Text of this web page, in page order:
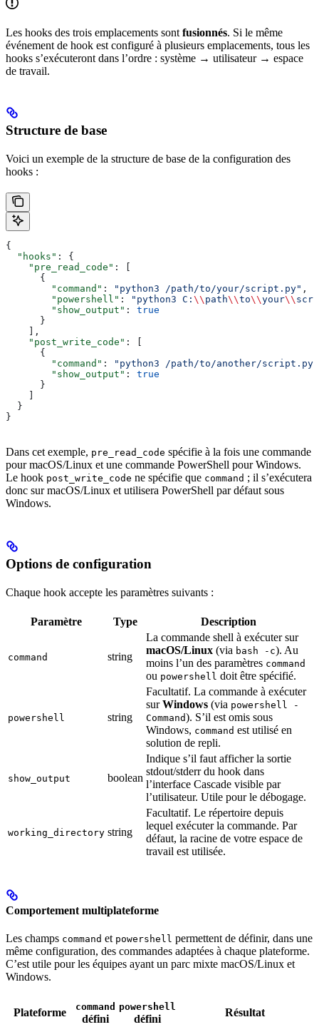
Les hooks des trois emplacements sont fusionnés. Si le même
événement de hook est configuré à plusieurs emplacements, tous les
hooks s’exécuteront dans l’ordre : système → utilisateur → espace
de travail.
Structure de base
Voici un exemple de la structure de base de la configuration des
hooks :
{
  "hooks"
: {
    "pre_read_code"
: [
      {
        "command"
: "python3 /path/to/your/script.py" ,
        "powershell"
: "python3 C: \\ path\\to\\your\\
        "show_output"
: true
      }
    ],
    "post_write_code"
: [
      {
        "command"
:
"python3 /path/to/another/script.py"
        "show_output"
: true
      }
  }
}
Dans cet exemple, pre_read_code spécifie à la fois une commande
pour macOS/Linux et une commande PowerShell pour Windows.
Le hook post_write_code ne spécifie que command ; il s’exécutera
donc sur macOS/Linux et utilisera PowerShell par défaut sous
Windows.
Options de configuration
Chaque hook accepte les paramètres suivants :
Paramètre Type Description
command string
La commande shell à exécuter sur
macOS/Linux (via bash -c). Au
moins l’un des paramètres command
ou powershell doit être spécifié.
powershell string
Facultatif. La commande à exécuter
surWindows (via powershell -
Command). S’il est omis sous
Windows, command est utilisé en
solution de repli.
show_output boolean
Indique s’il faut afficher la sortie
stdout/stderr du hook dans
l’interface Cascade visible par
l’utilisateur. Utile pour le débogage.
working_directory string
Facultatif. Le répertoire depuis
lequel exécuter la commande. Par
défaut, la racine de votre espace de
travail est utilisée.
Comportement multiplateforme
Les champs command et powershell permettent de définir, dans une
même configuration, des commandes adaptées à chaque plateforme.
C’est utile pour les équipes ayant un parc mixte macOS/Linux et
Windows.
Plateforme command
défini
powershell
défini
Résultat